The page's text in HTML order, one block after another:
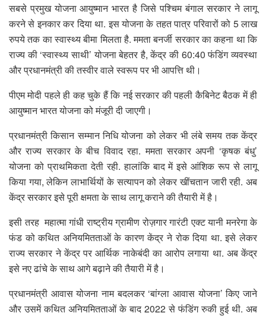
सबसे प्रमुख योजना आयुष्मान भारत है जिसे पश्चिम बंगाल सरकार ने लागू
करने से इनकार कर दिया था. इस योजना के तहत पात्र परिवारों को 5 लाख
रुपये तक का स्वास्थ्य बीमा मिलता है. ममता बनर्जी सरकार का कहना था कि
राज्य की ‘स्वास्थ्य साथी’ योजना बेहतर है, केंद्र की 60:40 फंडिंग व्यवस्था
और प्रधानमंत्री की तस्वीर वाले स्वरूप पर भी आपत्ति थी।
पीएम मोदी पहले ही कह चुके हैं कि नई सरकार की पहली कैबिनेट बैठक में ही
आयुष्मान भारत योजना को मंजूरी दी जाएगी।
प्रधानमंत्री किसान सम्मान निधि योजना को लेकर भी लंबे समय तक केंद्र
और राज्य सरकार के बीच विवाद रहा. ममता सरकार अपनी ‘कृषक बंधु’
योजना को प्राथमिकता देती रही. हालांकि बाद में इसे आंशिक रूप से लागू
किया गया, लेकिन लाभार्थियों के सत्यापन को लेकर खींचतान जारी रही. अब
केंद्र सरकार इसे पूरी क्षमता के साथ लागू कराने की तैयारी में है।
इसी तरह महात्मा गांधी राष्ट्रीय ग्रामीण रोज़गार गारंटी एक्ट यानी मनरेगा के
फंड को कथित अनियमितताओं के कारण केंद्र ने रोक दिया था. इसे लेकर
राज्य सरकार ने केंद्र पर आर्थिक नाकेबंदी का आरोप लगाया था. अब केंद्र
इसे नए ढांचे के साथ आगे बढ़ाने की तैयारी में है।
प्रधानमंत्री आवास योजना नाम बदलकर ‘बांग्ला आवास योजना’ किए जाने
और उसमें कथित अनियमितताओं के बाद 2022 से फंडिंग रुकी हुई थी. अब